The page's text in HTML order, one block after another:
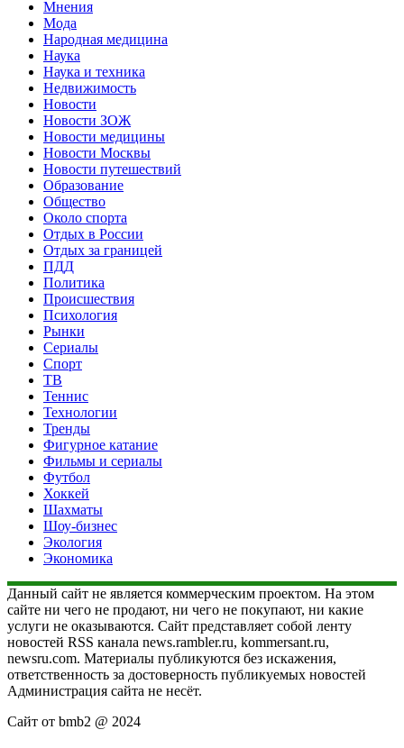
Мнения
Мода
Народная медицина
Наука
Наука и техника
Недвижимость
Новости
Новости ЗОЖ
Новости медицины
Новости Москвы
Новости путешествий
Образование
Общество
Около спорта
Отдых в России
Отдых за границей
ПДД
Политика
Происшествия
Психология
Рынки
Сериалы
Спорт
ТВ
Теннис
Технологии
Тренды
Фигурное катание
Фильмы и сериалы
Футбол
Хоккей
Шахматы
Шоу-бизнес
Экология
Экономика
Данный сайт не является коммерческим проектом. На этом
сайте ни чего не продают, ни чего не покупают, ни какие
услуги не оказываются. Сайт представляет собой ленту
новостей RSS канала news.rambler.ru, kommersant.ru,
newsru.com. Материалы публикуются без искажения,
ответственность за достоверность публикуемых новостей
Администрация сайта не несёт.
Сайт от bmb2 @ 2024